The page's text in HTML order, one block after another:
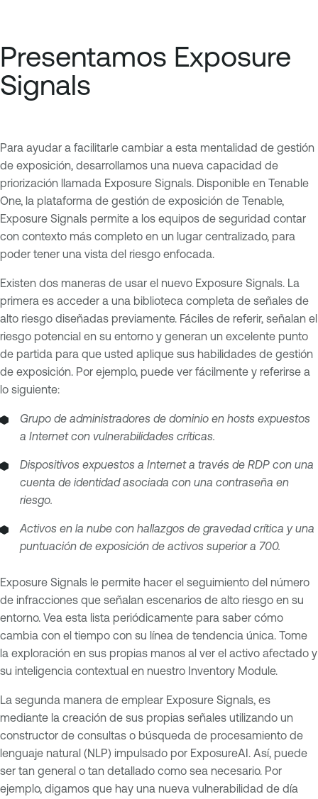
Presentamos Exposure
Signals
Para ayudar a facilitarle cambiar a esta mentalidad de gestión
de exposición, desarrollamos una nueva capacidad de
priorización llamada Exposure Signals. Disponible en Tenable
One, la plataforma de gestión de exposición de Tenable,
Exposure Signals permite a los equipos de seguridad contar
con contexto más completo en un lugar centralizado, para
poder tener una vista del riesgo enfocada.
Existen dos maneras de usar el nuevo Exposure Signals. La
primera es acceder a una biblioteca completa de señales de
alto riesgo diseñadas previamente. Fáciles de referir, señalan el
riesgo potencial en su entorno y generan un excelente punto
de partida para que usted aplique sus habilidades de gestión
de exposición. Por ejemplo, puede ver fácilmente y referirse a
lo siguiente:
Grupo de administradores de dominio en hosts expuestos
a Internet con vulnerabilidades críticas.
Dispositivos expuestos a Internet a través de RDP con una
cuenta de identidad asociada con una contraseña en
riesgo.
Activos en la nube con hallazgos de gravedad crítica y una
puntuación de exposición de activos superior a 700.
Exposure Signals le permite hacer el seguimiento del número
de infracciones que señalan escenarios de alto riesgo en su
entorno. Vea esta lista periódicamente para saber cómo
cambia con el tiempo con su línea de tendencia única. Tome
la exploración en sus propias manos al ver el activo afectado y
su inteligencia contextual en nuestro Inventory Module.
La segunda manera de emplear Exposure Signals, es
mediante la creación de sus propias señales utilizando un
constructor de consultas o búsqueda de procesamiento de
lenguaje natural (NLP) impulsado por ExposureAI. Así, puede
ser tan general o tan detallado como sea necesario. Por
ejemplo, digamos que hay una nueva vulnerabilidad de día